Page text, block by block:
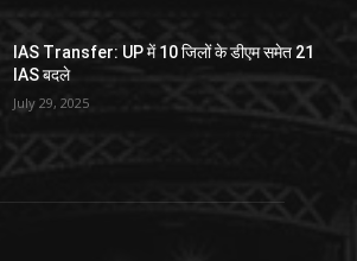
IAS Transfer: UP में 10 जिलों के डीएम समेत 21
IAS बदले
July 29, 2025